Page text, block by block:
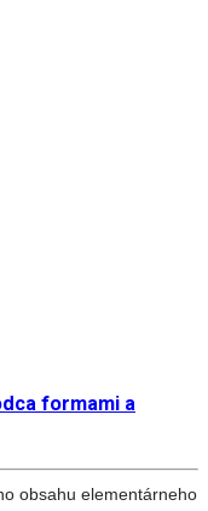
formami a
obsahu elementárneho